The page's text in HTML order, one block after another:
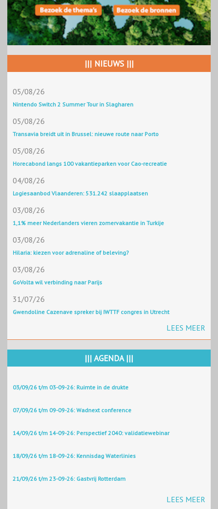
||| NIEUWS |||
05/08/26
Nintendo Switch 2 Summer Tour in Slagharen
05/08/26
Transavia breidt uit in Brussel: nieuwe route naar Porto
05/08/26
Horecabond langs 100 vakantieparken voor Cao-recreatie
04/08/26
Logiesaanbod Vlaanderen: 531.242 slaapplaatsen
03/08/26
1,1% meer Nederlanders vieren zomervakantie in Turkije
03/08/26
Hilaria: kiezen voor adrenaline of beleving?
03/08/26
GoVolta wil verbinding naar Parijs
31/07/26
Gwendoline Cazenave spreker bij IWTTF congres in Utrecht
LEES MEER
||| AGENDA |||
03/09/26 t/m 03-09-26: Ruimte in de drukte
07/09/26 t/m 09-09-26: Wadnext conference
14/09/26 t/m 14-09-26: Perspectief 2040: validatiewebinar
18/09/26 t/m 18-09-26: Kennisdag Waterlinies
21/09/26 t/m 23-09-26: Gastvrij Rotterdam
LEES MEER